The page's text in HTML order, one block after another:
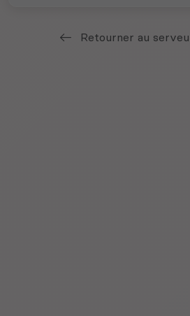
Retourner au